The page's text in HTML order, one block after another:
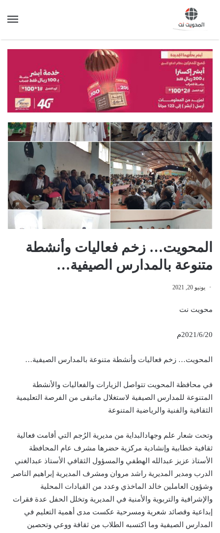
المحويت… زخم فعاليات وأنشطة
متنوعة بالمدارس الصيفية…
يونيو 20, 2021
محويت نت
2021/6/20م
المحويت… زخم فعاليات وأنشطة متنوعة بالمدارس الصيفية…
في محافظة المحويت تتواصل الزيارات والفعاليات والأنشطة
المتنوعة للمدارس الصيفية لاستغلال ماتبقى من الفرصة التعليمية
الثقافية والفنية والرياضية المتنوعة
وتحت شعار علم وجهادالبداية من مديرية الرُجم التي أقامت فعالية
ثقافية خطابية وإنشادية مركزية حضرها مشرف عام المحافظة
الأستاذ عزيز عبدالله الهطفي والمسؤول الثقافي الأستاذ عبدالغني
الدرب ومدير المديرية راشد مروان ومشرف المديرية إبراهيم الناصر
وشؤون العاملين خالد الماخذي وعدد من القيادات المحلية
والإشرافية والتربوية والأمنية في المديرية وتخلل الحفل عدة فقرات
إبداعية وقصائد شعرية ومسرحية عكست مدى أهمية التعليم في
المدارس الصيفية وما اكتسبه الطلاب من ثقافة ووعي وتحصين